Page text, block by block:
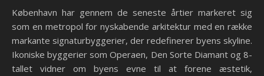
København har gennem de seneste årtier markeret sig
som en metropol for nyskabende arkitektur med en række
markante signaturbyggerier, der redefinerer byens skyline.
Ikoniske byggerier som Operaen, Den Sorte Diamant og 8-
tallet vidner om byens evne til at forene æstetik,